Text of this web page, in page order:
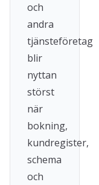
och
andra
tjänsteföretag
blir
nyttan
störst
när
bokning,
kundregister,
schema
och